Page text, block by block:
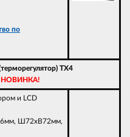
по
TX4
НОВИНКА!
и LCD
Ш72xВ72мм,